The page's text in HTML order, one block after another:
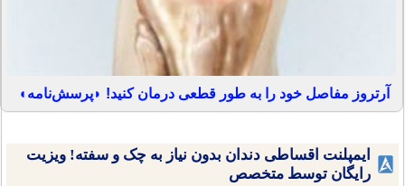
آرتروز مفاصل خود را به طور قطعی درمان کنید! ◗پرسش‌نامه◖
ایمپلنت اقساطی دندان بدون نیاز به چک و سفته! ویزیت
رایگان توسط متخصص